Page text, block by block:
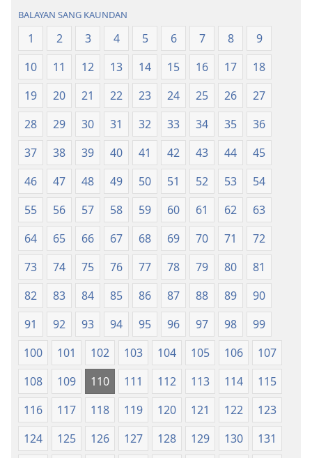
nga
Badbad
sang
Balaan
nga
Kasulatan
(2014 nga
Edisyon)
Badbad
sang
Balaan
nga
Kasulatan
(2014 nga
Edisyon)
BALAYAN SANG KAUNDAN
1 2 3 4 5 6 7 8
9
10
11 12 13 14 15 16 17
18
19
20 21 22 23 24 25 26
27
28
29 30 31 32 33 34 35
36
37
38 39 40 41 42 43 44
45
46
47 48 49 50 51 52 53
54
55
56 57 58 59 60 61 62
63
64
65 66 67 68 69 70 71
72
73
74 75 76 77 78 79 80
81
82
83 84 85 86 87 88 89
90
91
92 93 94 95 96 97 98
99
100
101 102 103 104 105 106
107
108
109 110 111 112 113 114
115
116
117 118 119 120 121 122
123
124
125 126 127 128 129 130
131